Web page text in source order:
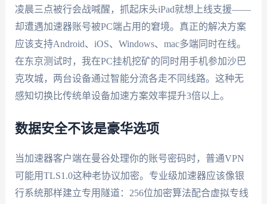
凌晨三点被行会战喊醒，抓起床头iPad就想上线支援——
却遭遇加速器账号被PC端占用的窘境。真正的解决方案
应该支持Android、iOS、Windows、mac多端同时在线。
在东京测试时，我在PC挂机挖矿的同时用手机参加沙巴
克攻城，两台设备通过智能分流各走不同线路。这种无
感知切换比传统单设备加速方案效率提升3倍以上。
数据安全不该是豪华选项
当加速器客户端在曼谷处理你的账号密码时，普通VPN
可能用TLS1.0这种老协议加密。专业级加速器应该像银
行系统那样建立专用隧道：256位加密算法配合虚拟专线